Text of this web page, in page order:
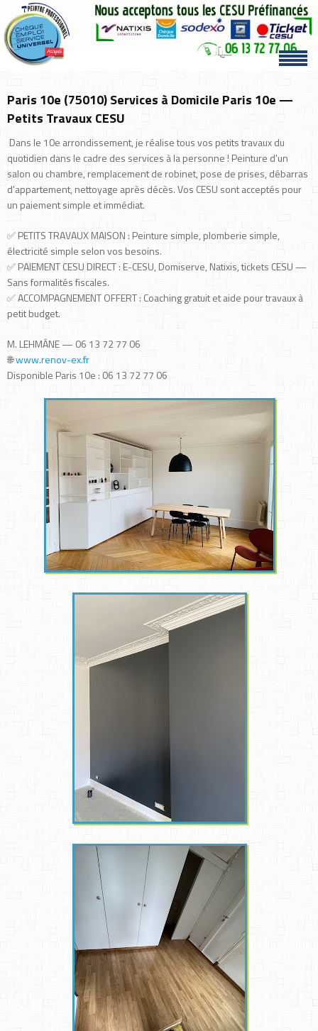
Paris 10e (75010) Services à Domicile Paris 10e —
Petits Travaux CESU
Dans le 10e arrondissement, je réalise tous vos petits travaux du
quotidien dans le cadre des services à la personne ! Peinture d'un
salon ou chambre, remplacement de robinet, pose de prises, débarras
d'appartement, nettoyage après décès. Vos CESU sont acceptés pour
un paiement simple et immédiat.
✅ PETITS TRAVAUX MAISON : Peinture simple, plomberie simple,
électricité simple selon vos besoins.
✅ PAIEMENT CESU DIRECT : E-CESU, Domiserve, Natixis, tickets CESU —
Sans formalités fiscales.
✅ ACCOMPAGNEMENT OFFERT : Coaching gratuit et aide pour travaux à
petit budget.
M. LEHMÂNE — 06 13 72 77 06
🌐www.renov-ex.fr
Disponible Paris 10e : 06 13 72 77 06